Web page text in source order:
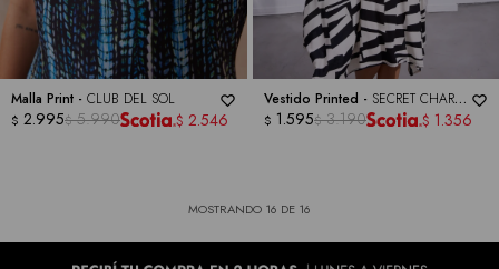
Malla Print - CLUB DEL SOL
$ 2.995$ 5.990 $ 2.546
Vestido Printed - SECRET CHARM
BY LUXOLOGY
$ 1.595$ 3.190 $ 1.356
MOSTRANDO 16 DE 16